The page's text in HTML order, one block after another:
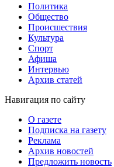
Политика
Общество
Проиcшествия
Культура
Спорт
Афиша
Интервью
Архив статей
Навигация по сайту
О газете
Подписка на газету
Реклама
Архив новостей
Предложить новость